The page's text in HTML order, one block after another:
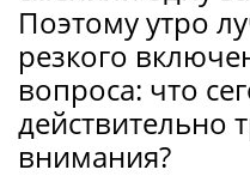
Поэтому утро
резкого
вопроса: что
действительно
внимания?